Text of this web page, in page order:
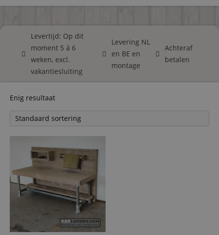
Levertijd: Op dit
moment 5 á 6
weken, excl.
vakantiesluiting
Levering NL
en BE en
montage
Achteraf
betalen
Enig resultaat